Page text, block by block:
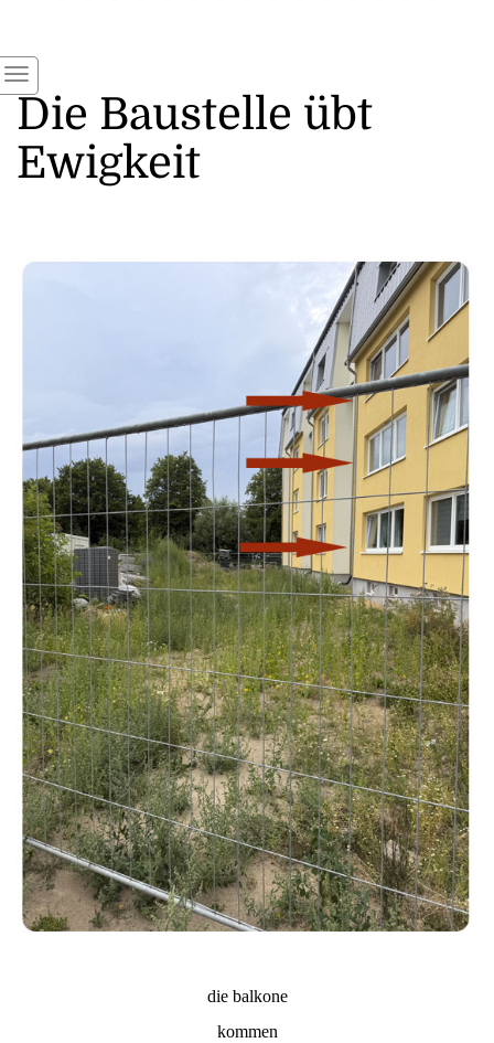
Die Baustelle übt
Ewigkeit
die balkone
kommen